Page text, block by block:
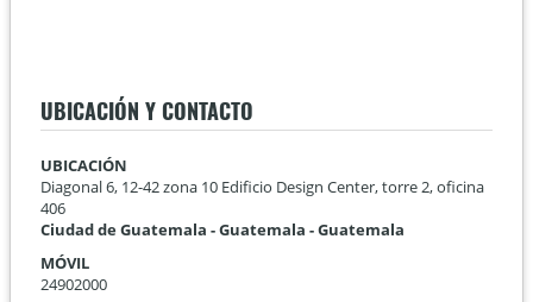
UBICACIÓN Y CONTACTO
UBICACIÓN
Diagonal 6, 12-42 zona 10 Edificio Design Center, torre 2, oficina
406
Ciudad de Guatemala - Guatemala - Guatemala
MÓVIL
24902000